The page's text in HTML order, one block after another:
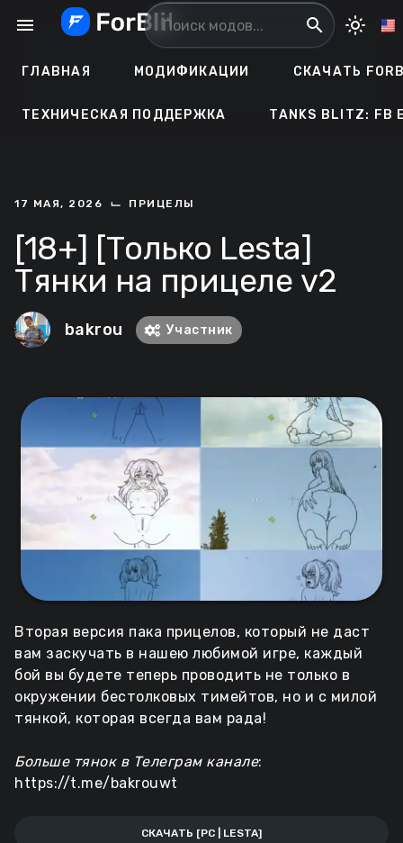
menu search light_mode
ГЛАВНАЯ МОДИФИКАЦИИ СКАЧАТЬ
ТЕХНИЧЕСКАЯ ПОДДЕРЖКА TANKS BLITZ: FB
17 МАЯ, 2026 ⌙ ПРИЦЕЛЫ
[18+] [Только Lesta]
Тянки на прицеле v2
bakrou Участник
Вторая версия пака прицелов, который не даст
вам заскучать в нашею любимой игре, каждый
бой вы будете теперь проводить не только в
окружении бестолковых тимейтов, но и с милой
тянкой, которая всегда вам рада!
Больше тянок в Телеграм канале:
https://t.me/bakrouwt
СКАЧАТЬ [PC | LESTA]